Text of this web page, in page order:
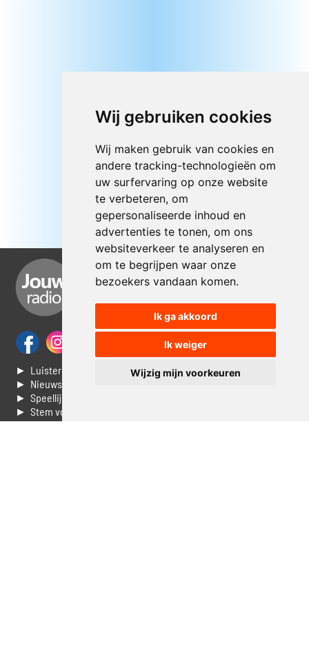
Wij gebruiken cookies
Wij maken gebruik van cookies en
andere tracking-technologieën om
uw surfervaring op onze website
te verbeteren, om
gepersonaliseerde inhoud en
advertenties te tonen, om ons
websiteverkeer te analyseren en
om te begrijpen waar onze
bezoekers vandaan komen.
Ik ga akkoord
Ik weiger
Wijzig mijn voorkeuren
► Luisteren naar Jouwradio
► Nieuws
► Speellijst
► Stem voor de Dag top 3
► Contacteer ons